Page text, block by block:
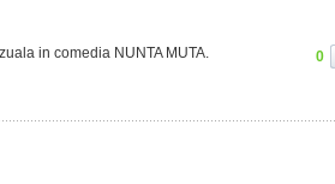
in comedia NUNTA MUTA. 0